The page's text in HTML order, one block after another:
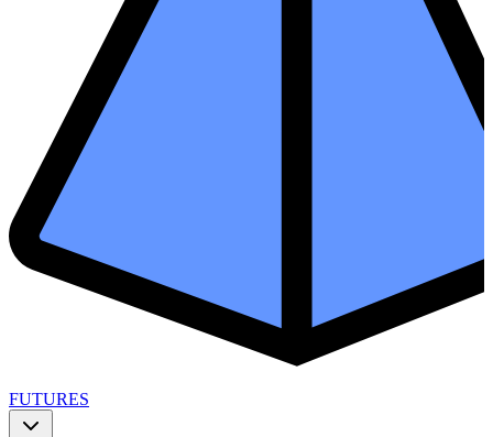
FUTURES